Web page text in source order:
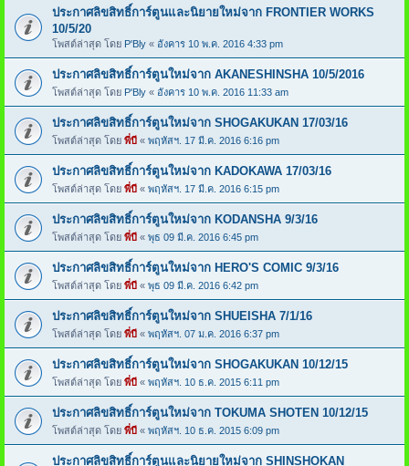
ประกาศลิขสิทธิ์การ์ตูนและนิยายใหม่จาก FRONTIER WORKS
10/5/20
โพสต์ล่าสุด โดย P'Bly « อังคาร 10 พ.ค. 2016 4:33 pm
ประกาศลิขสิทธิ์การ์ตูนใหม่จาก AKANESHINSHA 10/5/2016
โพสต์ล่าสุด โดย P'Bly « อังคาร 10 พ.ค. 2016 11:33 am
ประกาศลิขสิทธิ์การ์ตูนใหม่จาก SHOGAKUKAN 17/03/16
โพสต์ล่าสุด โดย พี่บี « พฤหัสฯ. 17 มี.ค. 2016 6:16 pm
ประกาศลิขสิทธิ์การ์ตูนใหม่จาก KADOKAWA 17/03/16
โพสต์ล่าสุด โดย พี่บี « พฤหัสฯ. 17 มี.ค. 2016 6:15 pm
ประกาศลิขสิทธิ์การ์ตูนใหม่จาก KODANSHA 9/3/16
โพสต์ล่าสุด โดย พี่บี « พุธ 09 มี.ค. 2016 6:45 pm
ประกาศลิขสิทธิ์การ์ตูนใหม่จาก HERO'S COMIC 9/3/16
โพสต์ล่าสุด โดย พี่บี « พุธ 09 มี.ค. 2016 6:42 pm
ประกาศลิขสิทธิ์การ์ตูนใหม่จาก SHUEISHA 7/1/16
โพสต์ล่าสุด โดย พี่บี « พฤหัสฯ. 07 ม.ค. 2016 6:37 pm
ประกาศลิขสิทธิ์การ์ตูนใหม่จาก SHOGAKUKAN 10/12/15
โพสต์ล่าสุด โดย พี่บี « พฤหัสฯ. 10 ธ.ค. 2015 6:11 pm
ประกาศลิขสิทธิ์การ์ตูนใหม่จาก TOKUMA SHOTEN 10/12/15
โพสต์ล่าสุด โดย พี่บี « พฤหัสฯ. 10 ธ.ค. 2015 6:09 pm
ประกาศลิขสิทธิ์การ์ตูนและนิยายใหม่จาก SHINSHOKAN